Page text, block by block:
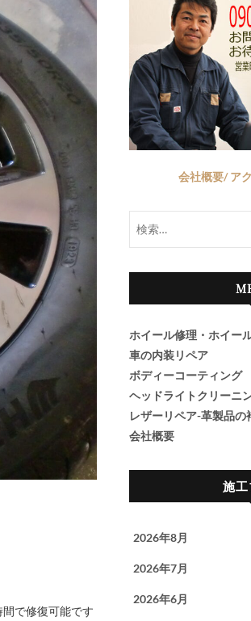
会社概要/ ア
ホイール修理・ホイー
車の内装リペア
ボディーコーティング
ヘッドライトクリーニ
レザーリペア-革製品の
会社概要
施
2026年8月
2026年7月
2026年6月